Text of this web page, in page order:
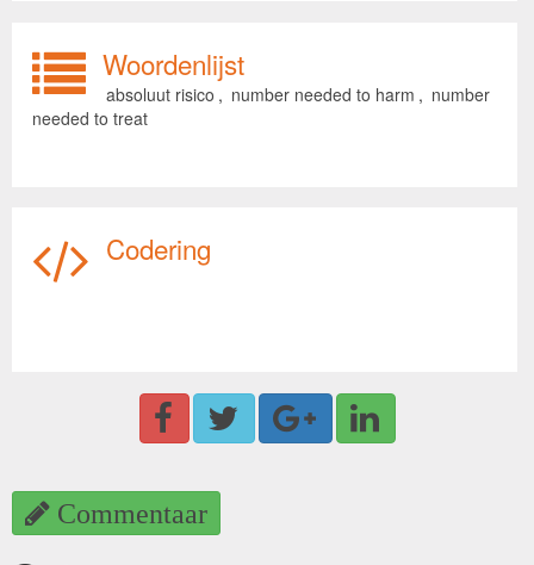
Woordenlijst
absoluut risico , number needed to harm , number
needed to treat
Codering
Commentaar